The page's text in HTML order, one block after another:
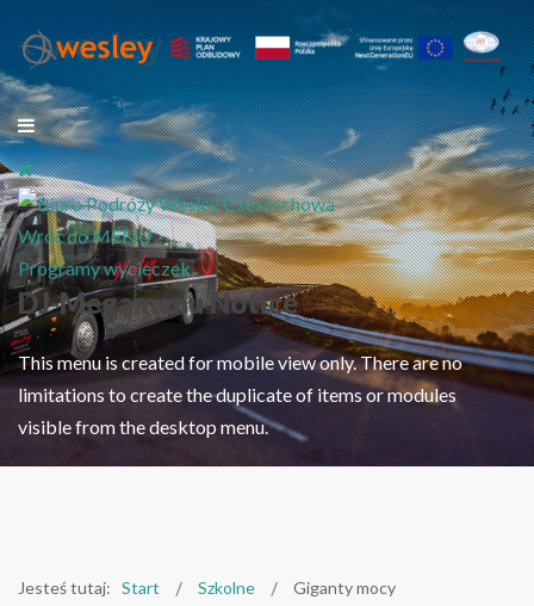
Wróć do MENU
Programy wycieczek
DJ-Megamenu Notice
This menu is created for mobile view only. There are no
limitations to create the duplicate of items or modules
visible from the desktop menu.
Jesteś tutaj: Start Szkolne Giganty mocy